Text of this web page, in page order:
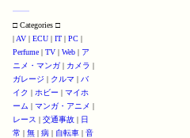
□ Categories □
| AV | ECU | IT | PC |
Perfume | TV | Web | ア
ニメ・マンガ | カメラ |
ガレージ | クルマ | バ
イク | ホビー | マイホ
ーム | マンガ・アニメ |
レース | 交通事故 | 日
常 | 無 | 病 | 自転車 | 音